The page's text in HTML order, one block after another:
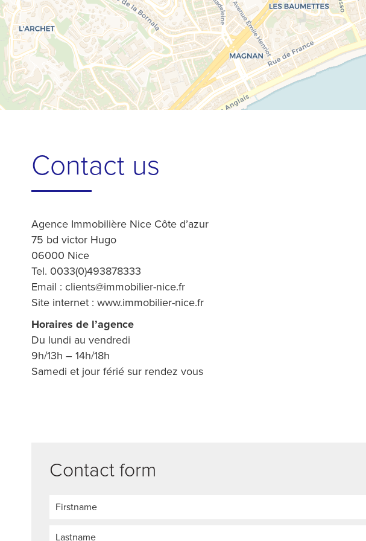
Contact us
Agence Immobilière Nice Côte d’azur
75 bd victor Hugo
06000 Nice
Tel. 0033(0)493878333
Email : clients@immobilier-nice.fr
Site internet : www.immobilier-nice.fr
Horaires de l’agence
Du lundi au vendredi
9h/13h – 14h/18h
Samedi et jour férié sur rendez vous
Contact form